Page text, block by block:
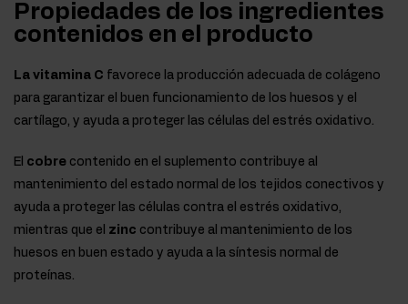
Propiedades de los ingredientes
contenidos en el producto
La vitamina C favorece la producción adecuada de colágeno
para garantizar el buen funcionamiento de los huesos y el
cartílago, y ayuda a proteger las células del estrés oxidativo.
El cobre contenido en el suplemento contribuye al
mantenimiento del estado normal de los tejidos conectivos y
ayuda a proteger las células contra el estrés oxidativo,
mientras que el zinc contribuye al mantenimiento de los
huesos en buen estado y ayuda a la síntesis normal de
proteínas.